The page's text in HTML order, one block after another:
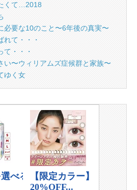
くて…2018
必要な10のこと〜6年後の真実〜
れて・・・
て・・・
い〜ウィリアムズ症候群と家族〜
ゆく女